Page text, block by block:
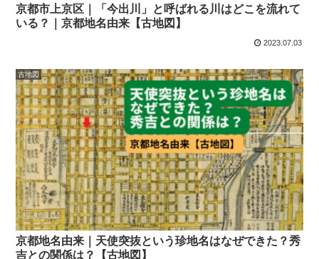
京都市上京区｜「今出川」と呼ばれる川はどこを流れて
いる？｜京都地名由来【古地図】
2023.07.03
古地図
京都地名由来｜天使突抜という珍地名はなぜできた？秀
吉との関係は？【古地図】